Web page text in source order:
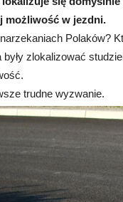
możliwość w jezdni.
Polaków?
zlokalizować
trudne wyzwanie.